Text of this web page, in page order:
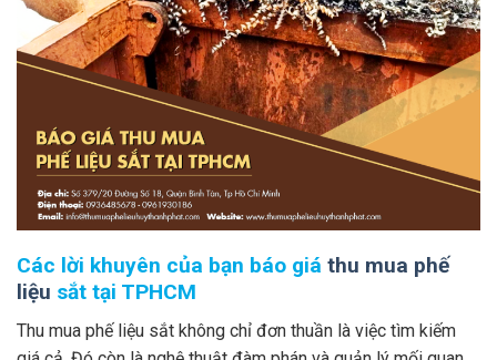
Các lời khuyên của bạn báo giá thu mua phế
liệu sắt tại TPHCM
Thu mua phế liệu sắt không chỉ đơn thuần là việc tìm kiếm